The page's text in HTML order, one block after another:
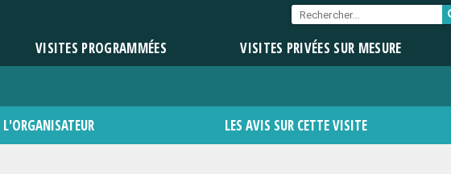
VISITES PROGRAMMÉES VISITES PRIVÉES SUR MESURE
L'ORGANISATEUR LES AVIS SUR CETTE VISITE